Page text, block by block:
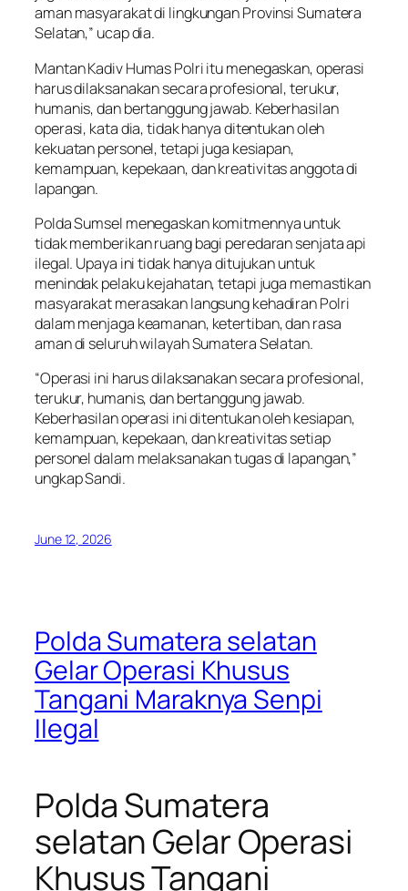
aman masyarakat di lingkungan Provinsi Sumatera
Selatan,” ucap dia.
Mantan Kadiv Humas Polri itu menegaskan, operasi
harus dilaksanakan secara profesional, terukur,
humanis, dan bertanggung jawab. Keberhasilan
operasi, kata dia, tidak hanya ditentukan oleh
kekuatan personel, tetapi juga kesiapan,
kemampuan, kepekaan, dan kreativitas anggota di
lapangan.
Polda Sumsel menegaskan komitmennya untuk
tidak memberikan ruang bagi peredaran senjata api
ilegal. Upaya ini tidak hanya ditujukan untuk
menindak pelaku kejahatan, tetapi juga memastikan
masyarakat merasakan langsung kehadiran Polri
dalam menjaga keamanan, ketertiban, dan rasa
aman di seluruh wilayah Sumatera Selatan.
“Operasi ini harus dilaksanakan secara profesional,
terukur, humanis, dan bertanggung jawab.
Keberhasilan operasi ini ditentukan oleh kesiapan,
kemampuan, kepekaan, dan kreativitas setiap
personel dalam melaksanakan tugas di lapangan,”
ungkap Sandi.
June 12, 2026
Polda Sumatera selatan
Gelar Operasi Khusus
Tangani Maraknya Senpi
Ilegal
Polda Sumatera
selatan Gelar Operasi
Khusus Tangani